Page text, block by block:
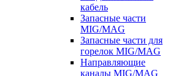
кабель
Запасные части
MIG/MAG
Запасные части для
горелок MIG/MAG
Направляющие
каналы MIG/MAG